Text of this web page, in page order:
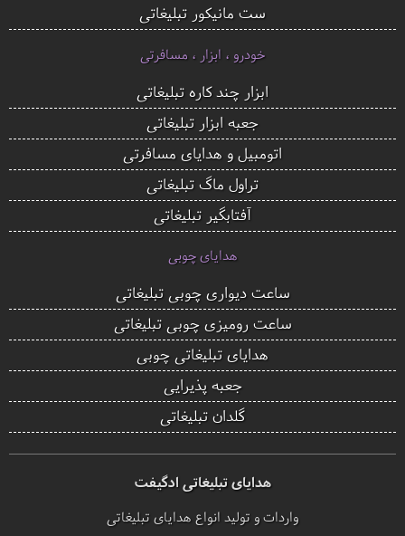
ست مانیکور تبلیغاتی
خودرو ، ابزار ، مسافرتی
ابزار چند کاره تبلیغاتی
جعبه ابزار تبلیغاتی
اتومبیل و هدایای مسافرتی
تراول ماگ تبلیغاتی
آفتابگیر تبلیغاتی
هدایای چوبی
ساعت دیواری چوبی تبلیغاتی
ساعت رومیزی چوبی تبلیغاتی
هدایای تبلیغاتی چوبی
جعبه پذیرایی
گلدان تبلیغاتی
هدایای تبلیغاتی ادگیفت
واردات و تولید انواع هدایای تبلیغاتی